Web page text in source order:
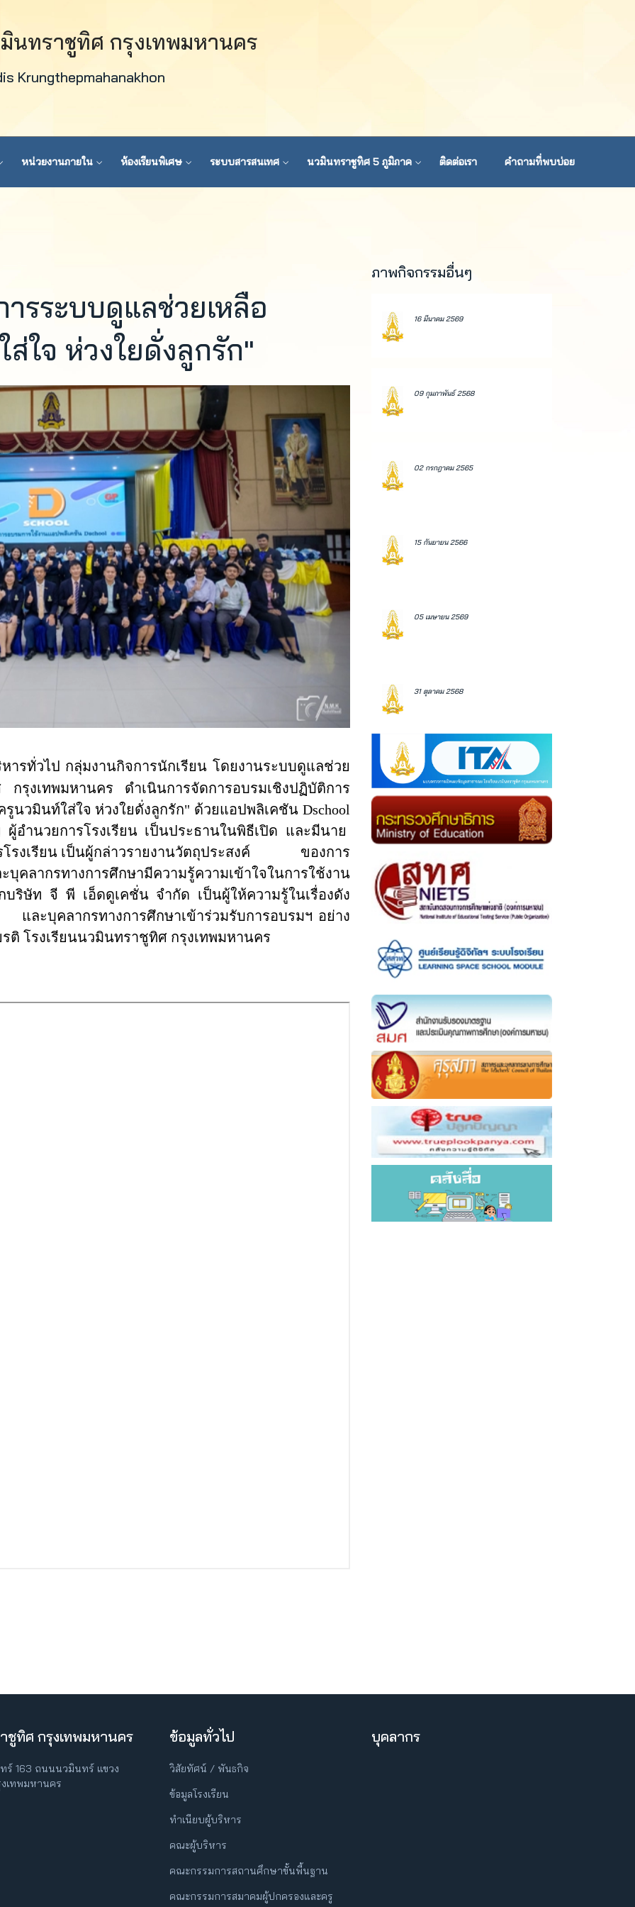
มินทราชูทิศ กรุงเทพมหานคร
Krungthepmahanakhon
หน่วยงานภายใน ห้องเรียนพิเศษ ระบบสารสนเทศ นวมินทราชูทิศ 5 ภูมิภาค ติดต่อเรา คำถามที่พบบ่อย
รระบบดูแลช่วยเหลือ
ใจ ห่วงใยดั่งลูกรัก"
ารทั่วไป กลุ่มงานกิจการนักเรียน โดยงานระบบดูแลช่วย
รุงเทพมหานคร ดำเนินการจัดการอบรมเชิงปฏิบัติการ
รูนวมินท์ใส่ใจ ห่วงใยดั่งลูกรัก" ด้วยแอปพลิเคชันDschool
อำนวยการโรงเรียน เป็นประธานในพิธีเปิด และมีนาย
งเรียน เป็นผู้กล่าวรายงานวัตถุประสงค์
ของการ
คลากรทางการศึกษามีความรู้ความเข้าใจในการใช้งาน
บริษัท จี พี เอ็ดดูเคชั่นจำกัด เป็นผู้ให้ความรู้ในเรื่องดัง
และบุคลากรทางการศึกษาเข้าร่วมรับการอบรมฯ อย่าง
ติ โรงเรียนนวมินทราชูทิศ กรุงเทพมหานคร
ภาพกิจกรรมอื่นๆ
16 มีนาคม 2569
09 กุมภาพันธ์ 2568
02 กรกฎาคม 2565
15 กันยายน 2566
05 เมษายน 2569
31 ตุลาคม 2568
ชูทิศ กรุงเทพมหานคร
ทร์ 163 ถนนนวมินทร์ แขวง
เทพมหานคร
ข้อมูลทั่วไป
วิสัยทัศน์ / พันธกิจ
ข้อมูลโรงเรียน
ทำเนียบผู้บริหาร
คณะผู้บริหาร
คณะกรรมการสถานศึกษาขั้นพื้นฐาน
คณะกรรมการสมาคมผู้ปกครองและครู
บุคลากร